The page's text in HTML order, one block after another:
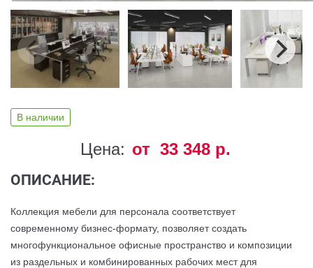
В наличии
Цена: от 33 348 р.
ОПИСАНИЕ:
Коллекция мебели для персонала соответствует
современному бизнес-формату, позволяет создать
многофункциональное офисные пространство и композиции
из раздельных и комбинированных рабочих мест для